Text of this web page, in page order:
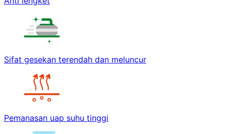
Sifat gesekan terendah dan meluncur
Pemanasan uap suhu tinggi